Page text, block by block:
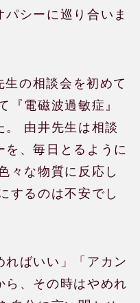
シーに巡り合いま
の相談会を初めて
『電磁波過敏症』
。 由井先生は相談
、毎日とるように
々な物質に反応し
するのは不安でし
ればいい」「アカン
ら、その時はやめれ